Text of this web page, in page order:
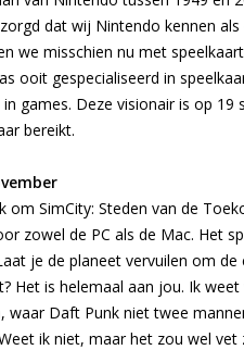
dat wij Nintendo kennen
we misschien nu met
ooit gespecialiseerd in
games. Deze visionair is op 19
bereikt.
SimCity: Steden van de
zowel de PC als de Mac. Het
je de planeet vervuilen om
Het is helemaal aan jou. Ik
waar Daft Punk niet twee
ik niet, maar het zou wel